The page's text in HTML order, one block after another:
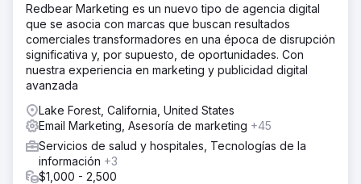
Redbear Marketing es un nuevo tipo de agencia digital
que se asocia con marcas que buscan resultados
comerciales transformadores en una época de disrupción
significativa y, por supuesto, de oportunidades. Con
nuestra experiencia en marketing y publicidad digital
avanzada
Lake Forest, California, United States
Email Marketing, Asesoría de marketing +45
Servicios de salud y hospitales, Tecnologías de la
información +3
$1,000 - 2,500